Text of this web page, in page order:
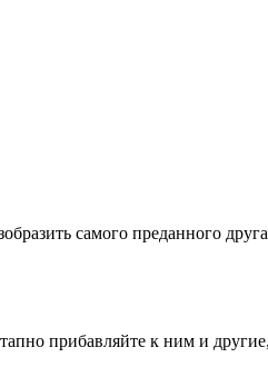
самого преданного
прибавляйте к ним и